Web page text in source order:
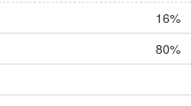
16%
80%